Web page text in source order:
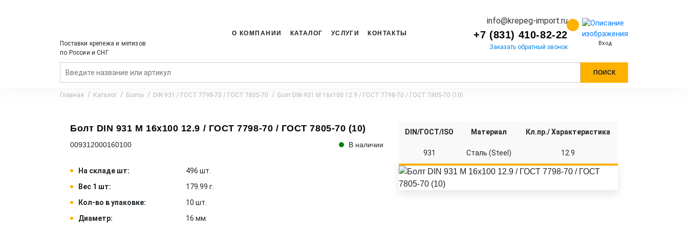
Поставки крепежа и метизов
по России и СНГ
О КОМПАНИИ КАТАЛОГ УСЛУГИ КОНТАКТЫ
info@krepeg-import.ru
+7 (831) 410-82-22
Заказать обратный звонок Вход
ПОИСК
Главная Каталог Болты DIN 931 / ГОСТ 7798-70 / ГОСТ 7805-70 Болт DIN 931 M 16x100 12.9 / ГОСТ 7798-70 / ГОСТ 7805-70 (10)
Болт DIN 931 M 16x100 12.9 / ГОСТ 7798-70 / ГОСТ 7805-70 (10)
009312000160100 В наличии
На складе шт:
496 шт.
Вес 1 шт:
179.99 г.
Кол-во в упаковке:
10 шт.
Диаметр:
16 мм.
DIN/ГОСТ/ISO Материал Кл.пр./ Характеристика
931 Сталь (Steel) 12.9